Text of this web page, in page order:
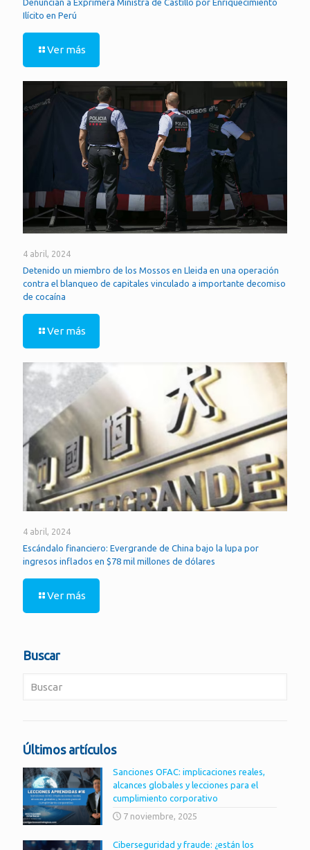
Denuncian a Exprimera Ministra de Castillo por Enriquecimiento
Ilícito en Perú
Ver más
4 abril, 2024
Detenido un miembro de los Mossos en Lleida en una operación
contra el blanqueo de capitales vinculado a importante decomiso
de cocaína
Ver más
4 abril, 2024
Escándalo financiero: Evergrande de China bajo la lupa por
ingresos inflados en $78 mil millones de dólares
Ver más
Buscar
Últimos artículos
Sanciones OFAC: implicaciones reales,
alcances globales y lecciones para el
cumplimiento corporativo
7 noviembre, 2025
Ciberseguridad y fraude: ¿están los